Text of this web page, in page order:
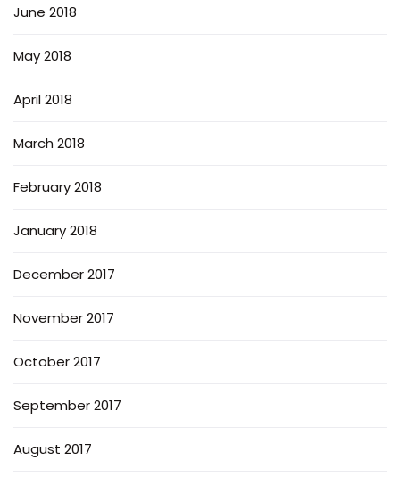
June 2018
May 2018
April 2018
March 2018
February 2018
January 2018
December 2017
November 2017
October 2017
September 2017
August 2017